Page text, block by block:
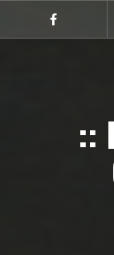
treści
Ciechan
na
::